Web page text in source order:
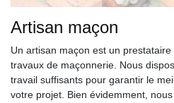
Artisan maçon
Un artisan maçon est un
travaux de maçonnerie. Nous
travail suffisants pour garantir le
votre projet. Bien évidemment,